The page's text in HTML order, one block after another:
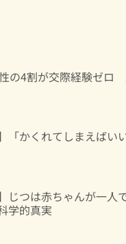
の4割が交際経験ゼ
】「かくれてしまえば
】じつは赤ちゃんが一
学的真実